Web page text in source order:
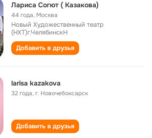
Лариса Согют ( Казакова)
44 года, Москва
Новый Художественный театр
(НХТ)г.ЧелябинскН
Добавить в друзья
larisa kazakova
32 года,г. Новочебоксарск
Добавить в друзья